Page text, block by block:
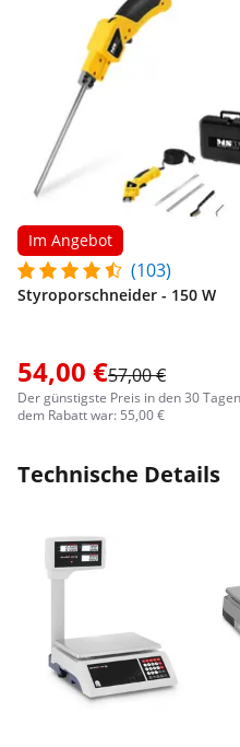
Im Angebot
(103)
Styroporschneider - 150 W
54,00 €57,00 €
Der günstigste Preis in den 30
dem Rabatt war: 55,00 €
Technische Details